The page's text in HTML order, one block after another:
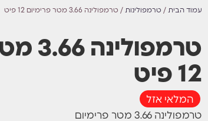
עמוד הבית / טרמפולינות / טרמפולינה 3.66 מטר פרימיום 12 פיט
12 פיט
המלאי אזל
טרמפולינה 3.66 מטר פרימיום